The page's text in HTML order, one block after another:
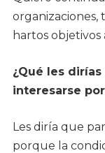
hartos
¿Qué les
interesarse
Les diría que
porque la